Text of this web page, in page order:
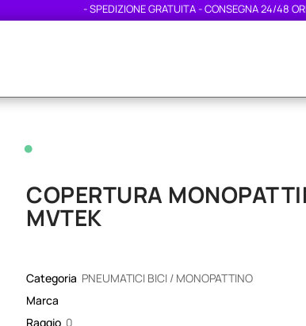
- SPEDIZIONE GRATUITA - CONSEGNA 24/48 ORE -
•
COPERTURA
MVTEK
Categoria PNEUMATICI BICI / MONOPATTINO
Marca
Raggio 0